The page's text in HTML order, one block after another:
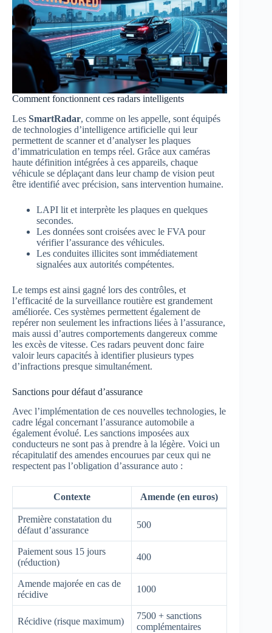
Comment fonctionnent ces radars intelligents
Les SmartRadar, comme on les appelle, sont équipés
de technologies d’intelligence artificielle qui leur
permettent de scanner et d’analyser les plaques
d’immatriculation en temps réel. Grâce aux caméras
haute définition intégrées à ces appareils, chaque
véhicule se déplaçant dans leur champ de vision peut
être identifié avec précision, sans intervention humaine.
LAPI lit et interprète les plaques en quelques
secondes.
Les données sont croisées avec le FVA pour
vérifier l’assurance des véhicules.
Les conduites illicites sont immédiatement
signalées aux autorités compétentes.
Le temps est ainsi gagné lors des contrôles, et
l’efficacité de la surveillance routière est grandement
améliorée. Ces systèmes permettent également de
repérer non seulement les infractions liées à l’assurance,
mais aussi d’autres comportements dangereux comme
les excès de vitesse. Ces radars peuvent donc faire
valoir leurs capacités à identifier plusieurs types
d’infractions presque simultanément.
Sanctions pour défaut d’assurance
Avec l’implémentation de ces nouvelles technologies, le
cadre légal concernant l’assurance automobile a
également évolué. Les sanctions imposées aux
conducteurs ne sont pas à prendre à la légère. Voici un
récapitulatif des amendes encourues par ceux qui ne
respectent pas l’obligation d’assurance auto :
Contexte Amende (en euros)
Première constatation du
défaut d’assurance
500
Paiement sous 15 jours
(réduction)
400
Amende majorée en cas de
récidive
1000
Récidive (risque maximum)
7500 + sanctions
complémentaires